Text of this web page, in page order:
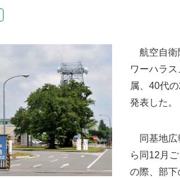
航空自衛
ワーハラ
属、40代
発表した。
同基地広
ら同12月
の際、部下